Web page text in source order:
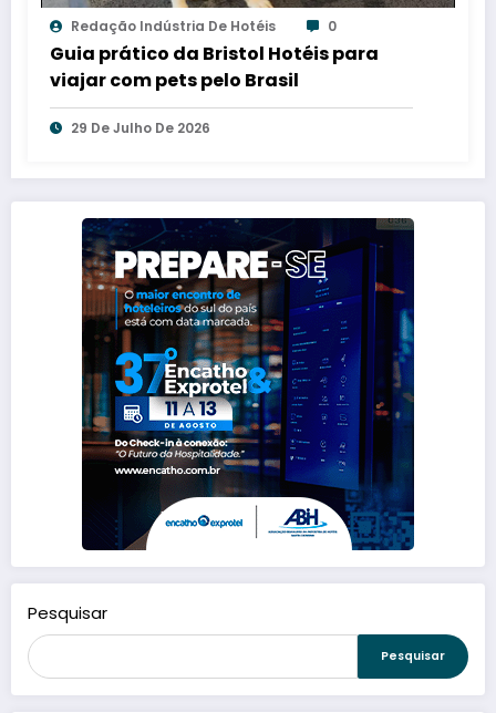
Redação Indústria De Hotéis 0
Guia prático da Bristol Hotéis para
viajar com pets pelo Brasil
29 De Julho De 2026
Pesquisar
Pesquisar